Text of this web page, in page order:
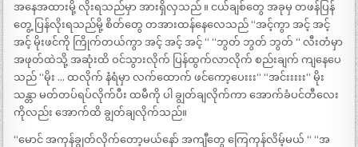
အနေအထားမို့ လိုးရသည်မှာ အားရှိလှသည် ။ ငယ်ချစ်တွေ အခုမှ တဖန်ပြန်
တွေ့ ပြန်လိုးရသည်မို့ စိတ်တွေ တအားထန်နေလေသည် “အင့်ကွာ အင့် အင့်
အင့် မိုးဖင်ကို ကြိုက်တယ်ကွာ အင့် အင့် အင့် “ “ဘွတ် ဘွတ် ဘွတ် “ လီးတံမှာ
အဖုတ်ထဲသို့ အဆုံးထိ ဝင်သွားလိုက် ပြန်ထွက်လာလိုက် စည်းချက် ကျနေပေ
သည် “မိုး … ထလိုက် နံရံမှာ လက်ထောက် ဖင်ကော့ပေးးး“ “အင်းးးးး“ မိုး
သန္တာ မတ်တပ်ရပ်လိုက်ပီး ထမီကို ပါ ချွတ်ချလိုက်ကာ အောက်ခံပင်တီလေး
ကိုလည်း အောက်ထိ ချွတ်ချလိုက်သည်။
“မောင် အကုန်ချွတ်လိုက်တော့မယ်နော် အကျီတွေ ကြေကုန်လိမ့်မယ် “ “အ